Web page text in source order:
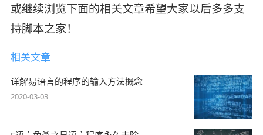
或继续浏览下面的相关文章希望大家以后多多支
持脚本之家！
相关文章
详解易语言的程序的输入方法概念
2020-03-03